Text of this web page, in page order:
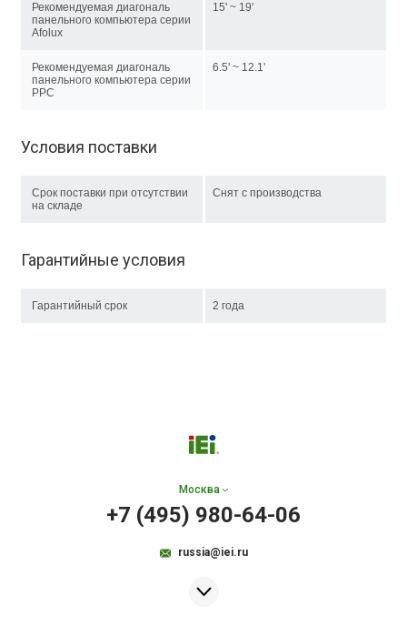
Рекомендуемая диагональ
панельного компьютера серии
Afolux
15' ~ 19'
Рекомендуемая диагональ
панельного компьютера серии
PPC
6.5' ~ 12.1'
Условия поставки
Срок поставки при отсутствии
на складе
Снят с производства
Гарантийные условия
Гарантийный срок 2 года
Москва
+7 (495) 980-64-06
russia@iei.ru